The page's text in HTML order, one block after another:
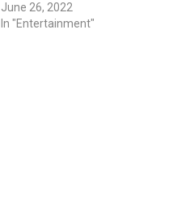
June 26, 2022
In "Entertainment"